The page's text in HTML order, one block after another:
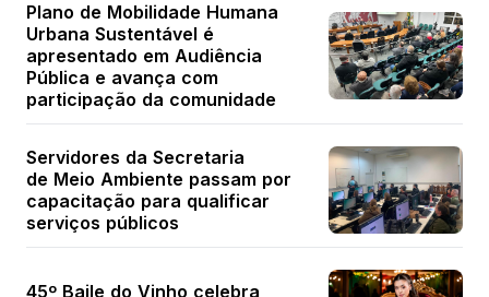
Plano de Mobilidade Humana
Urbana Sustentável é
apresentado em Audiência
Pública e avança com
participação da comunidade
Servidores da Secretaria
de Meio Ambiente passam por
capacitação para qualificar
serviços públicos
45º Baile do Vinho celebra